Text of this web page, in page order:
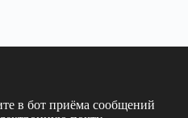
в бот приёма сообщений